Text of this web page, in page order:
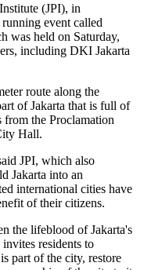
(JPI), in
event called
was held on Saturday,
including DKI Jakarta
route along the
of Jakarta that is full of
from the Proclamation
Hall.
JPI, which also
Jakarta into an
international cities have
of their citizens.
the lifeblood of Jakarta's
residents to
part of the city, restore